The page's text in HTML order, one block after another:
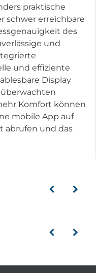
praktische
schwer erreichbare
des
und
und effiziente
Display
Komfort können
mobile App auf
abrufen und das